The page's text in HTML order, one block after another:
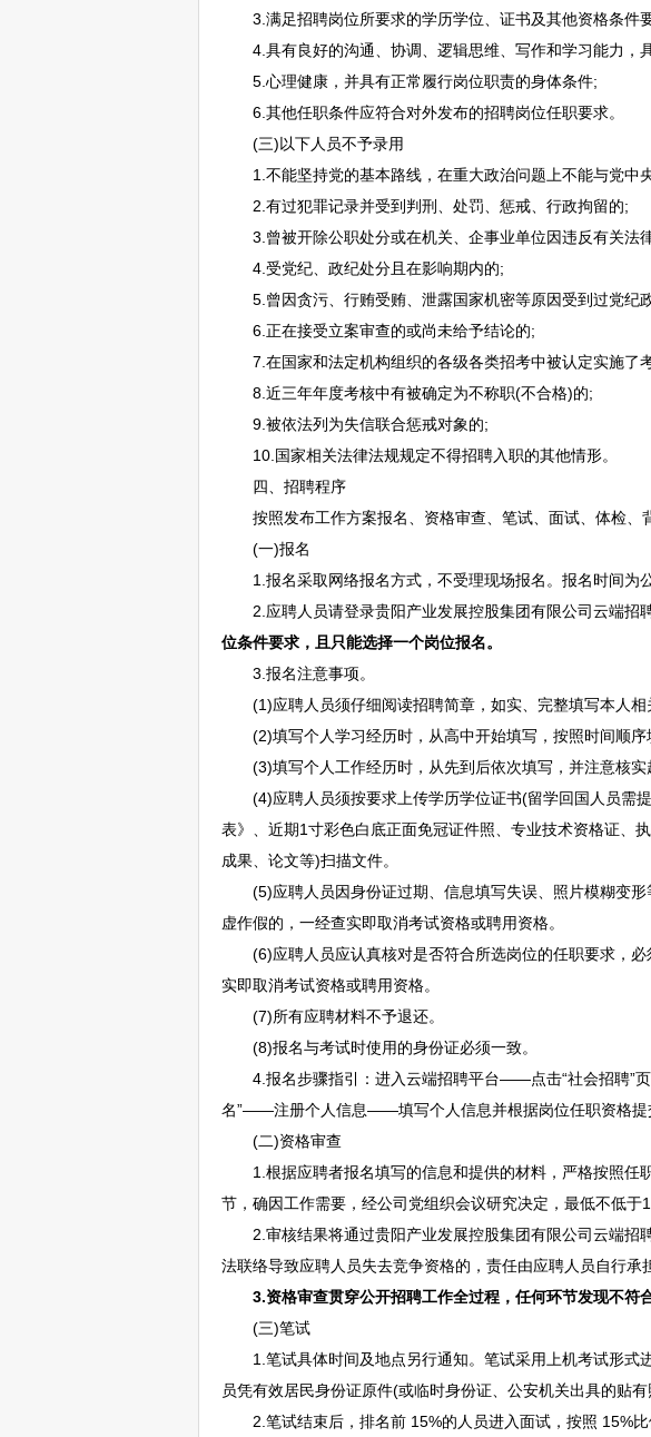
3.满足招聘岗位所要求的学历学位、证书及其他资格条件
4.具有良好的沟通、协调、逻辑思维、写作和学习能力，
5.心理健康，并具有正常履行岗位职责的身体条件;
6.其他任职条件应符合对外发布的招聘岗位任职要求。
(三)以下人员不予录用
1.不能坚持党的基本路线，在重大政治问题上不能与党中
2.有过犯罪记录并受到判刑、处罚、惩戒、行政拘留的;
3.曾被开除公职处分或在机关、企事业单位因违反有关法
4.受党纪、政纪处分且在影响期内的;
5.曾因贪污、行贿受贿、泄露国家机密等原因受到过党纪
6.正在接受立案审查的或尚未给予结论的;
7.在国家和法定机构组织的各级各类招考中被认定实施了
8.近三年年度考核中有被确定为不称职(不合格)的;
9.被依法列为失信联合惩戒对象的;
10.国家相关法律法规规定不得招聘入职的其他情形。
四、 招聘程序
按照发布工作方案报名、资格审查、笔试、面试、体检、
(一)报名
1.报名采取网络报名方式，不受理现场报名。报名时间为
2.应聘人员请登录贵阳产业发展控股集团有限公司云端招
位条件要求，且只能选择一个岗位报名。
3.报名注意事项。
(1)应聘人员须仔细阅读招聘简章，如实、完整填写本人相
(2)填写个人学习经历时，从高中开始填写，按照时间顺序
(3)填写个人工作经历时，从先到后依次填写，并注意核实
(4)应聘人员须按要求上传学历学位证书(留学回国人员需提
表》、近期1寸彩色白底正面免冠证件照、专业技术资格证、
成果、论文等)扫描文件。
(5)应聘人员因身份证过期、信息填写失误、照片模糊变形
虚作假的，一经查实即取消考试资格或聘用资格。
(6)应聘人员应认真核对是否符合所选岗位的任职要求，必
实即取消考试资格或聘用资格。
(7)所有应聘材料不予退还。
(8)报名与考试时使用的身份证必须一致。
4.报名步骤指引：进入云端招聘平台——点击“社会招聘”
名”——注册个人信息——填写个人信息并根据岗位任职资格提
(二)资格审查
1.根据应聘者报名填写的信息和提供的材料，严格按照任
节，确因工作需要，经公司党组织会议研究决定，最低不低
2.审核结果将通过贵阳产业发展控股集团有限公司云端招
法联络导致应聘人员失去竞争资格的，责任由应聘人员自行承
3.资格审查贯穿公开招聘工作全过程，任何环节发现不符
(三)笔试
1.笔试具体时间及地点另行通知。笔试采用上机考试形式
员凭有效居民身份证原件(或临时身份证、公安机关出具的贴
2.笔试结束后，排名前 15%的人员进入面试，按照 15%比